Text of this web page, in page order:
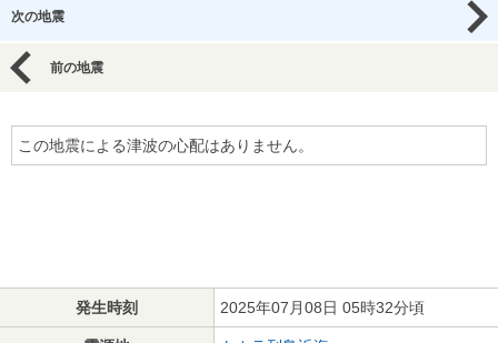
次の地震
前の地震
この地震による津波の心配はありません。
発生時刻 2025年07月08日 05時32分頃